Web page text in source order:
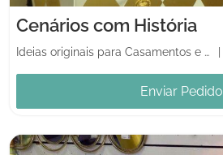
Cenários com História
Ideias originais para Casamentos e Casa
Enviar Pedido